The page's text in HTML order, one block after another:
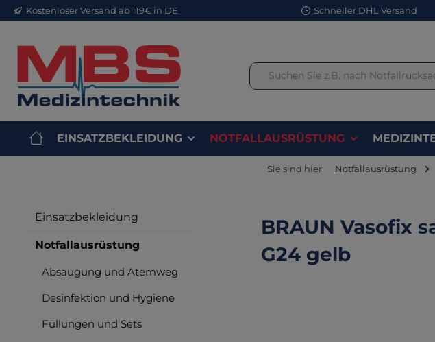
Hauptinhalt springen
Zur Suche springen
Zur Hauptnavigation springen
Kostenloser Versand ab 119€ in DE Schneller DHL Versand
EINSATZBEKLEIDUNG NOTFALLAUSRÜSTUNG
Sie sind hier: Notfallausrüstung
Einsatzbekleidung
Notfallausrüstung
Absaugung und Atemweg
Desinfektion und Hygiene
Füllungen und Sets
BRAUN Vasofix
G24 gelb